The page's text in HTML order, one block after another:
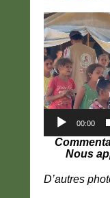
Lecteur
vidéo
00:00
Nous
D’autres